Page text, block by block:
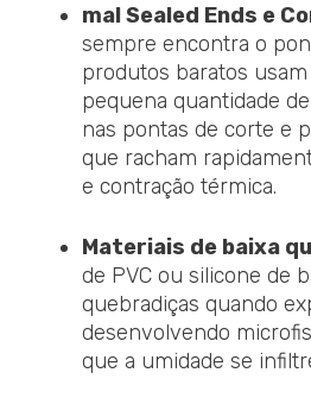
malSealed Ends e C
sempre encontra o
produtos baratos
pequena quantidade
nas pontas de corte e
que racham
e contração térmica.
Materiais de baixa
de PVC ou silicone de
quebradiças quando
desenvolvendo
que a umidade se